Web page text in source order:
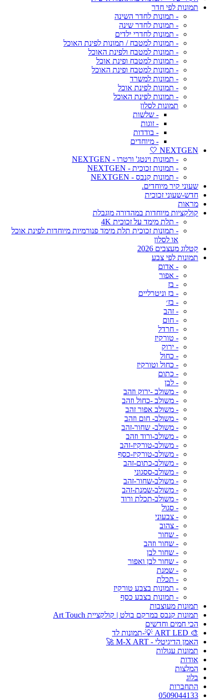
תמונות לפי חדר
- תמונות לחדר השינה
- תמונות לחדר שינה
- תמונות לחדרי ילדים
- תמונות למטבח / תמונות לפינת האוכל
- תמונות למטבח ולפינת האוכל
- תמונות למטבח ופינת אוכל
- תמונות למטבח ופינת האוכל
- תמונות למשרד
- תמונות לפינת אוכל
- תמונות לפינת האוכל
תמונות לסלון
- שלשות
- זוגות
- בודדות
- מיוחדים
NEXTGEN 🤍
- תמונות וינטג' ורטרו - NEXTGEN
- תמונות זכוכית - NEXTGEN
- תמונות קנבס - NEXTGEN
שעוני קיר מיוחדים.
חדש-שעוני זכוכית
מראות
קולקציות מיוחדות במהדורה מוגבלת
- תלת מימד על זכוכית 4K
- תמונות זכוכית תלת מימד פנורמיות מיוחדות לפינת אוכל
או לסלון
קטלוג מעצבים 2026
תמונות לפי צבע
- אדום
- אפור
- בז
- בז וניטרליים
- בז׳
- זהב
- חום
- חרדל
- טורקיז
- ירוק
- כחול
- כחול וטורקיז
- כתום
- לבן
- משולב -ירוק וזהב
- משולב -כחול וזהב
- משולב אפור זהב
- משולב- חום וזהב
- משולב- שחור-זהב
- משולב-ורוד וזהב
- משולב-טורקיז-זהב
- משולב-טורקיז-כסף
- משולב-כתום-זהב
- משולב-ססגוני
- משולב-שחור-זהב
- משולב-שמנת-זהב
- משולב-תכלת ורוד
- סגול
- צבעוני
- צהוב
- שחור
- שחור וזהב
- שחור לבן
- שחור לבן ואפור
- שמנת
- תכלת
- תמונות בצבע טורקיז
- תמונות בצבע כסף
תמונות מעוצבות
תמונות קנבס במרקם בולט | קולקציית Art Touch
הכי חמים וחדשים
🎨 ART LED 💡-תמונות לד
האמן הדיגיטלי - M-X ART 🚀
תמונות עגולות
אודות
המלצות
בלוג
התחברות
0509044133